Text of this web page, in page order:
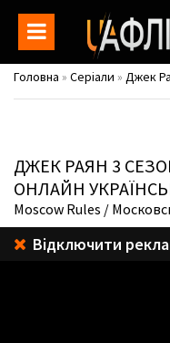
Головна » Серіали » Джек
ДЖЕК РАЯН 3
ОНЛАЙН
Moscow Rules /
Відключити